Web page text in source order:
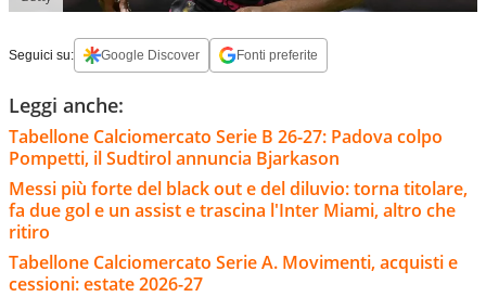
Seguici su: Google Discover Fonti preferite
Leggi anche:
Tabellone Calciomercato Serie B 26-27: Padova colpo
Pompetti, il Sudtirol annuncia Bjarkason
Messi più forte del black out e del diluvio: torna titolare,
fa due gol e un assist e trascina l'Inter Miami, altro che
ritiro
Tabellone Calciomercato Serie A. Movimenti, acquisti e
cessioni: estate 2026-27